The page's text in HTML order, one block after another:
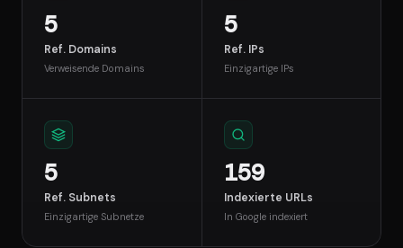
5
Ref. Domains
Verweisende Domains
5
Ref. IPs
Einzigartige IPs
5
Ref. Subnets
Einzigartige Subnetze
159
Indexierte URLs
In Google indexiert